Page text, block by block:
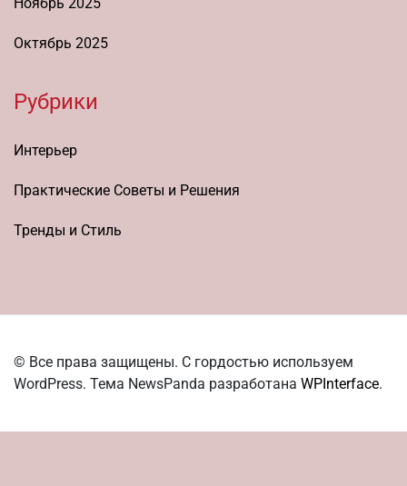
Октябрь 2025
Рубрики
Интерьер
Практические Советы и Решения
Тренды и Стиль
© Все права защищены. С гордостью используем
WordPress. Тема NewsPanda разработана WPInterface.